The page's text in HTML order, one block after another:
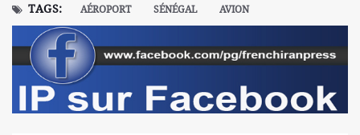
TAGS: AÉROPORT SÉNÉGAL AVION